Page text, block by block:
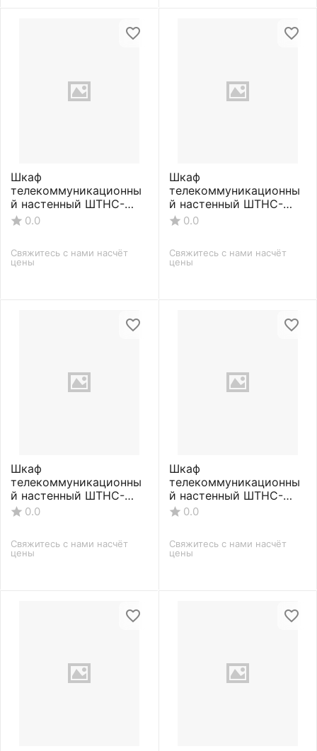
Шкаф
телекоммуникационны
й настенный ШТНС-
С-6U-600-550-П-
0.0
Свяжитесь с нами насчёт
цены
Шкаф
телекоммуникационны
й настенный ШТНС-
С-6U-600-650-П-
0.0
Свяжитесь с нами насчёт
цены
Шкаф
телекоммуникационны
й настенный ШТНС-
С-9U-600-350-П-
0.0
Свяжитесь с нами насчёт
цены
Шкаф
телекоммуникационны
й настенный ШТНС-
С-9U-600-450-П-
0.0
Свяжитесь с нами насчёт
цены